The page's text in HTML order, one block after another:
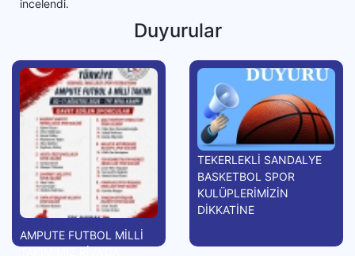
incelendi.
Duyurular
AMPUTE FUTBOL MİLLİ
TEKERLEKLİ SANDALYE
BASKETBOL SPOR
KULÜPLERİMİZİN
DİKKATİNE